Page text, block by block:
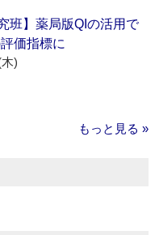
班】薬局版QIの活用で
価指標に
)
もっと見る »